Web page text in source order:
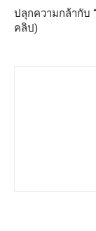
ปลุกความกล้ากับ
คลิป)